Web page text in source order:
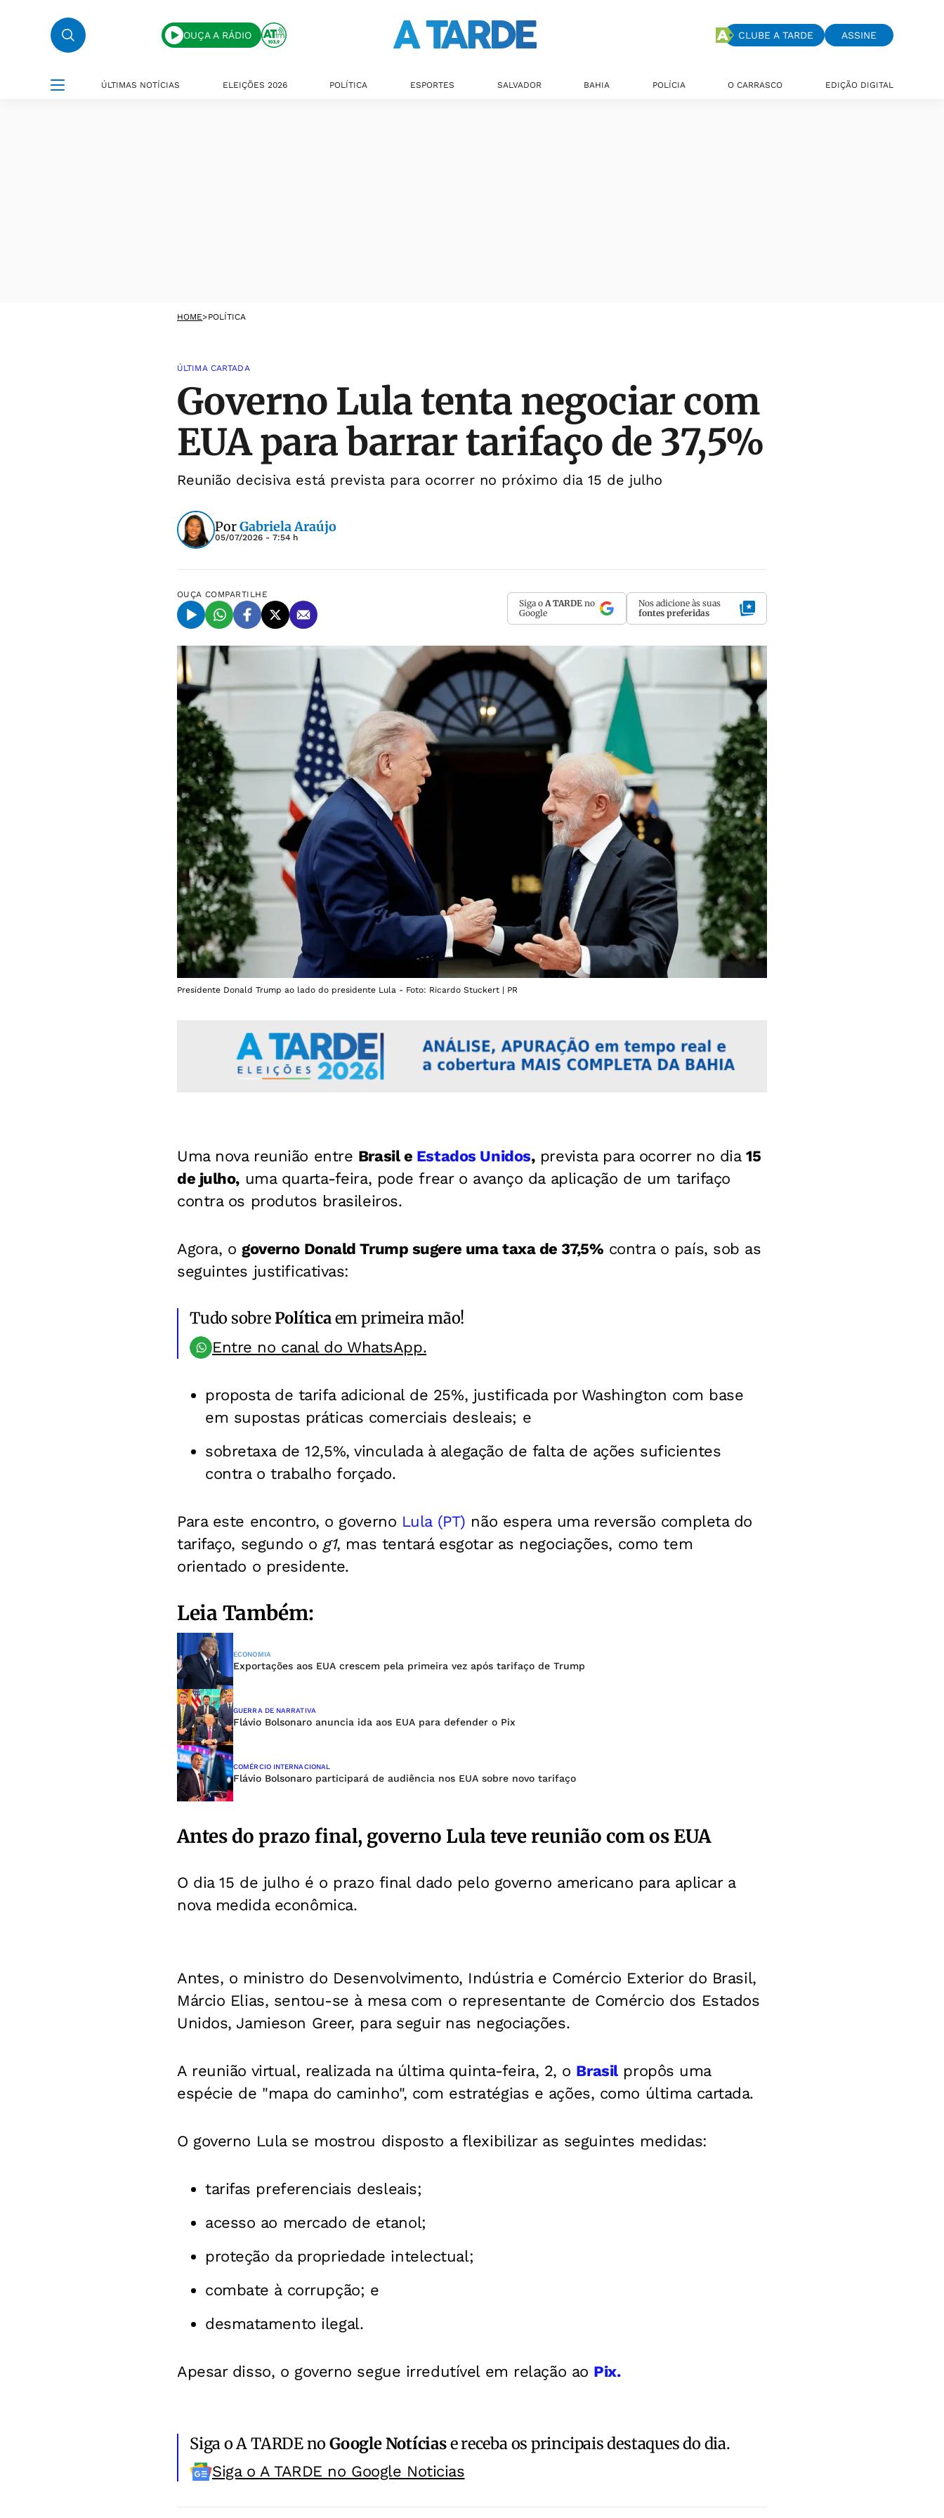
OUÇA A RÁDIO CLUBE A TARDE ASSINE
ÚLTIMAS NOTÍCIAS ELEIÇÕES 2026 POLÍTICA ESPORTES SALVADOR BAHIA POLÍCIA O CARRASCO EDIÇÃO DIGITAL
HOME>POLÍTICA
ÚLTIMA CARTADA
Governo Lula tenta negociar com
EUA para barrar tarifaço de 37,5%
Reunião decisiva está prevista para ocorrer no próximo dia 15 de julho
PorGabriela Araújo
05/07/2026 - 7:54 h
OUÇA COMPARTILHE
Siga o A TARDE no
Google
Nos adicione às suas
fontes preferidas
Presidente Donald Trump ao lado do presidente Lula - Foto: Ricardo Stuckert | PR
Uma nova reunião entre Brasil e Estados Unidos,prevista para ocorrer no dia15
de julho, uma quarta-feira, pode frear o avanço da aplicação de um tarifaço
contra os produtos brasileiros.
Agora, o governo Donald Trump sugere uma taxa de 37,5% contra o país, sob as
seguintes justificativas:
Tudo sobrePolíticaem primeira mão!
Entre no canal do WhatsApp.
proposta de tarifa adicional de 25%, justificada por Washington com base
em supostas práticas comerciais desleais; e
sobretaxa de 12,5%, vinculada à alegação de falta de ações suficientes
contra o trabalho forçado.
Para este encontro, o governo Lula (PT) não espera uma reversão completa do
tarifaço, segundo o g1, mas tentará esgotar as negociações, como tem
orientado o presidente.
Leia Também:
ECONOMIA
Exportações aos EUA crescem pela primeira vez após tarifaço de Trump
GUERRA DE NARRATIVA
Flávio Bolsonaro anuncia ida aos EUA para defender o Pix
COMÉRCIO INTERNACIONAL
Flávio Bolsonaro participará de audiência nos EUA sobre novo tarifaço
Antes do prazo final, governo Lula teve reunião com os EUA
O dia 15 de julho é o prazo final dado pelo governo americano para aplicar a
nova medida econômica.
Antes, o ministro do Desenvolvimento, Indústria e Comércio Exterior do Brasil,
Márcio Elias, sentou-se à mesa com o representante de Comércio dos Estados
Unidos, Jamieson Greer, para seguir nas negociações.
A reunião virtual, realizada na última quinta-feira, 2, o Brasilpropôs uma
espécie de "mapa do caminho", com estratégias e ações, como última cartada.
O governo Lula se mostrou disposto a flexibilizar as seguintes medidas:
tarifas preferenciais desleais;
acesso ao mercado de etanol;
proteção da propriedade intelectual;
combate à corrupção; e
desmatamento ilegal.
Apesar disso, o governo segue irredutível em relação ao Pix.
Siga o A TARDE noGoogle Notíciase receba os principais destaques do dia.
Siga o A TARDE no Google Noticias